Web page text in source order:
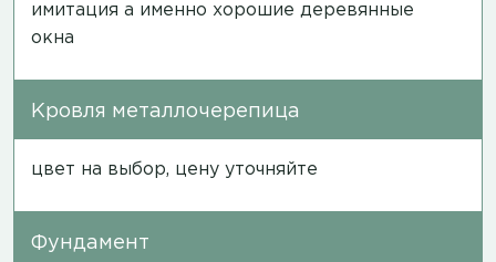
имитация а именно хорошие деревянные
окна
Кровля металлочерепица
цвет на выбор, цену уточняйте
Фундамент